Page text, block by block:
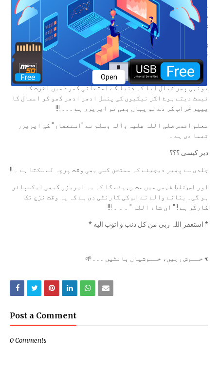
میٹرک میں یہی معاملہ پین اور ریمور کا تھا، ریمور تو کمال کی چیز ہے،
صفحہ یوں صاف ہو جاتا ہے جیسے نیا ہو، غلطی کا کہیں نام و نشان بھی
نہیں باقی رہتا۔
پھر ایف ایس سی سے اب تک بال پوائنٹ ہے تو وائٹنر کا سہارا ہے، غلطی
غائب اور نیا لکھنا شروع ۔ آہا ! بہت خوب !
یونہی پھر خیال آیا کہ دنیا کے امتحانی کمرے میں آخرت کا
ٹیسٹ دیتے ہوۓ اگر نیکیوں کی پنسل ادھر ادھر کھو کر اعمال کا
پیپر خراب کر دے تو یہاں بھی تو ایریزر ہے ۔۔۔ !!!
معلم اقدس صلی اللہ علیہ وآلہ وسلم نے "استغفار" کی ایریزر
تھما دی ہے ۔
دیر کیسی ؟؟؟
جلدی سے پھیر دیجیئے کہ ممتحن کسی بھی وقت پرچہ لے سکتا ہے ۔ !!
اور اس غلط فہمی میں مت رہیئے گا کہ یہ ایریزر کبھی ایکسپائر
ہو گی۔ بنانے والے نے اس کی گارنٹی دی ہے کہ یہ وقت نزع تک
کارگر ہے ! " ان شاء اللہ " ۔ ۔ ۔ !!!
* استغفر اللہ ربی من کل ذنب و اتوب الیه *
☚ خــوش رہیں، خــوشیاں بانٹیں ۔۔۔🌱
Post a Comment
0 Comments
Open